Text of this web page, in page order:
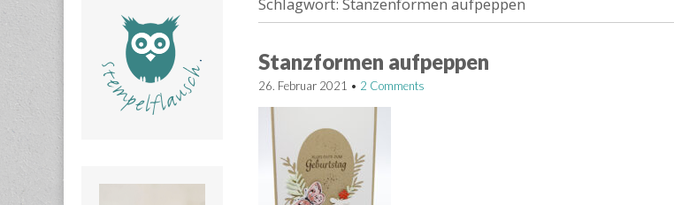
Schlagwort: Stanzenformen aufpeppen
Stanzformen aufpeppen
26. Februar 2021 • 2 Comments